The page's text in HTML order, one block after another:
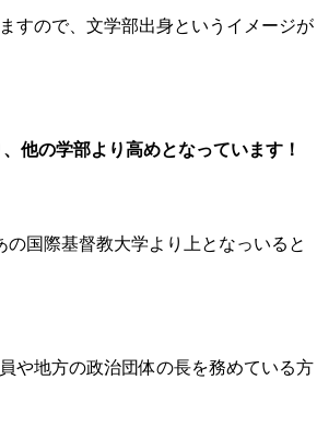
すので、文学部出身というイメージが
他の学部より高めとなっています！
国際基督教大学より上となっいると
や地方の政治団体の長を務めている方